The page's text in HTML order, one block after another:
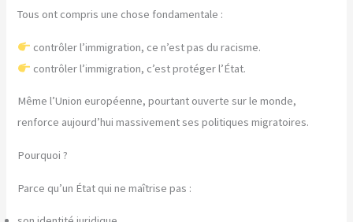
Tous ont compris une chose fondamentale :
contrôler l’immigration, ce n’est pas du racisme.
contrôler l’immigration, c’est protéger l’État.
Même l’Union européenne, pourtant ouverte sur le monde,
renforce aujourd’hui massivement ses politiques migratoires.
Pourquoi ?
Parce qu’un État qui ne maîtrise pas :